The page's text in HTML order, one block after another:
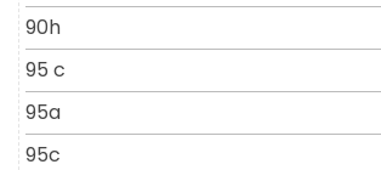
90h
95 c
95a
95c